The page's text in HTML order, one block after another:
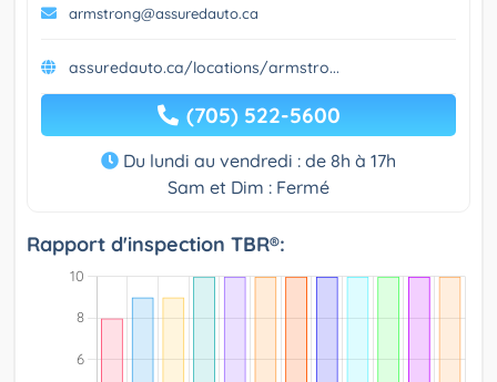
armstrong@assuredauto.ca
assuredauto.ca/locations/armstro...
(705) 522-5600
Du lundi au vendredi : de 8h à 17h
Sam et Dim : Fermé
Rapport d'inspection TBR®: